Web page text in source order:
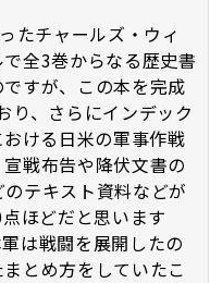
たチャールズ・ウィ
全3巻からなる歴史書
すが、この本を完成
り、さらにインデック
ける日米の軍事作戦
戦布告や降伏文書の
テキスト資料などが
ほどだと思います
は戦闘を展開したの
とめ方をしていたこ